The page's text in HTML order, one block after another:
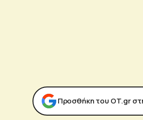
Προσθήκη του ΟΤ.gr